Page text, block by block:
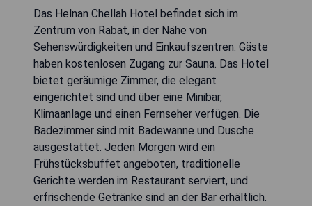
Das Helnan Chellah Hotel befindet sich im
Zentrum von Rabat, in der Nähe von
Sehenswürdigkeiten und Einkaufszentren. Gäste
haben kostenlosen Zugang zur Sauna. Das Hotel
bietet geräumige Zimmer, die elegant
eingerichtet sind und über eine Minibar,
Klimaanlage und einen Fernseher verfügen. Die
Badezimmer sind mit Badewanne und Dusche
ausgestattet. Jeden Morgen wird ein
Frühstücksbuffet angeboten, traditionelle
Gerichte werden im Restaurant serviert, und
erfrischende Getränke sind an der Bar erhältlich.